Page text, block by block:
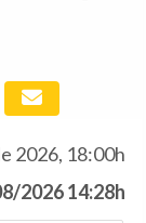
2026, 18:00h
2026 14:28h